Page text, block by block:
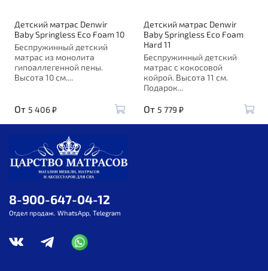
Детский матрас Denwir
Baby Springless Eco Foam 10
Беспружинный детский
матрас из монолита
гипоаллегенной пены.
Высота 10 см....
От 5 406 ₽
Детский матрас Denwir
Baby Springless Eco Foam
Hard 11
Беспружинный детский
матрас с кокосовой
койрой. Высота 11 см.
Подарок...
От 5 779 ₽
8-900-647-04-12
Отдел продаж. WhatsApp, Telegram